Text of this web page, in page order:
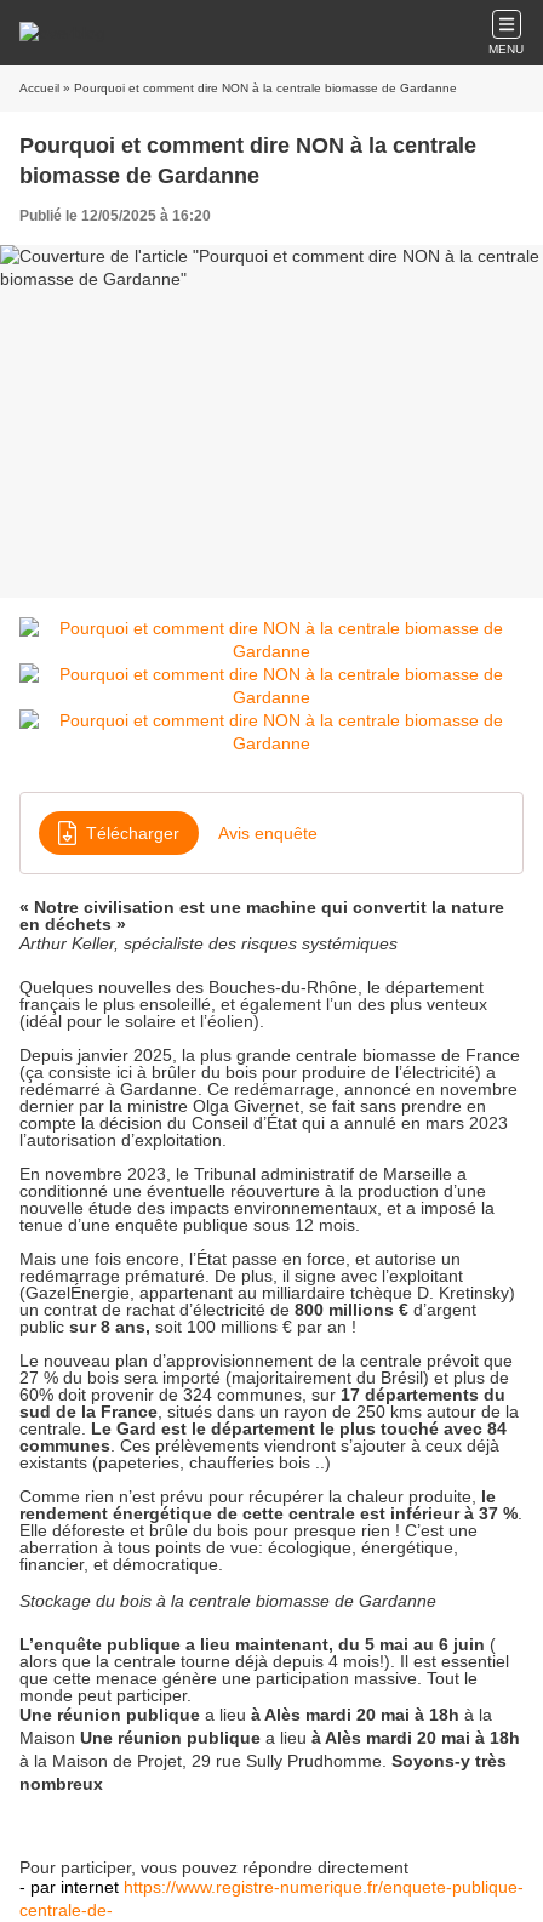
MENU
Accueil » Pourquoi et comment dire NON à la centrale biomasse de Gardanne
Pourquoi et comment dire NON à la centrale
biomasse de Gardanne
Publié le 12/05/2025 à 16:20
Télécharger Avis enquête
« Notre civilisation est une machine qui convertit la nature
en déchets »
Arthur Keller, spécialiste des risques systémiques
Quelques nouvelles des Bouches-du-Rhône, le département
français le plus ensoleillé, et également l’un des plus venteux
(idéal pour le solaire et l’éolien).
Depuis janvier 2025, la plus grande centrale biomasse de France
(ça consiste ici à brûler du bois pour produire de l’électricité) a
redémarré à Gardanne. Ce redémarrage, annoncé en novembre
dernier par la ministre Olga Givernet, se fait sans prendre en
compte la décision du Conseil d’État qui a annulé en mars 2023
l’autorisation d’exploitation.
En novembre 2023, le Tribunal administratif de Marseille a
conditionné une éventuelle réouverture à la production d’une
nouvelle étude des impacts environnementaux, et a imposé la
tenue d’une enquête publique sous 12 mois.
Mais une fois encore, l’État passe en force, et autorise un
redémarrage prématuré. De plus, il signe avec l’exploitant
(GazelÉnergie, appartenant au milliardaire tchèque D. Kretinsky)
un contrat de rachat d’électricité de 800 millions € d’argent
public sur 8 ans, soit 100 millions € par an !
Le nouveau plan d’approvisionnement de la centrale prévoit que
27 % du bois sera importé (majoritairement du Brésil) et plus de
60% doit provenir de 324 communes, sur 17 départements du
sud de la France , situés dans un rayon de 250 kms autour de la
centrale. Le Gard est le département le plus touché avec 84
communes . Ces prélèvements viendront s’ajouter à ceux déjà
existants (papeteries, chaufferies bois ..)
Comme rien n’est prévu pour récupérer la chaleur produite, le
rendement énergétique de cette centrale est inférieur à 37 %
Elle déforeste et brûle du bois pour presque rien ! C’est une
aberration à tous points de vue: écologique, énergétique,
financier, et démocratique.
Stockage du bois à la centrale biomasse de Gardanne
L’enquête publique a lieu maintenant, du 5 mai au 6 juin (
alors que la centrale tourne déjà depuis 4 mois!). Il est essentiel
que cette menace génère une participation massive. Tout le
monde peut participer.
Une réunion publique a lieu à Alès mardi 20 mai à 18h à la
Maison Une réunion publique a lieu à Alès mardi 20 mai à 18h
à la Maison de Projet, 29 rue Sully Prudhomme. Soyons-y très
nombreux
Pour participer, vous pouvez répondre directement
- par internet https://www.registre-numerique.fr/enquete-publique-
centrale-de-